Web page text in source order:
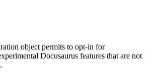
object permits to opt-in for
Docusaurus features that are not